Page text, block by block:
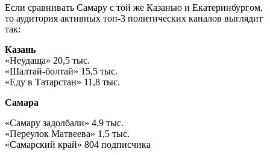
Если сравнивать Самару с той же Казанью и Екатеринбургом,
то аудитория активных топ-3 политических каналов выглядит
так:
Казань
«Неудаща» 20,5 тыс.
«Шалтай-болтай» 15,5 тыс.
«Еду в Татарстан» 11,8 тыс.
Самара
«Самару задолбали» 4,9 тыс.
«Переулок Матвеева» 1,5 тыс.
«Самарский край» 804 подписчика